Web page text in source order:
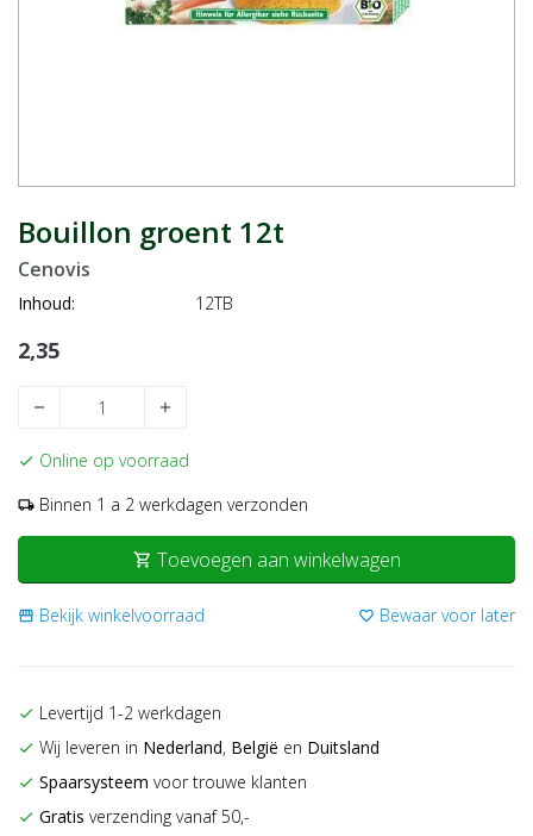
Bouillon groent 12t
Cenovis
Inhoud: 12TB
2,35
remove add
check Online op voorraad
local_shipping Binnen 1 a 2 werkdagen verzonden
shopping_cart Toevoegen aan winkelwagen
storefront Bekijk winkelvoorraad favorite_border Bewaar voor later
check Levertijd 1-2 werkdagen
check Wij leveren in Nederland, België en Duitsland
check Spaarsysteem voor trouwe klanten
check Gratis verzending vanaf 50,-